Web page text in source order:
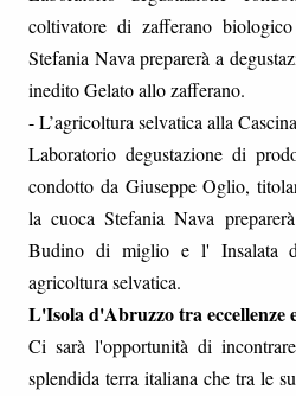
coltivatore di zafferano
Stefania Nava preparerà a
inedito Gelato allo zafferano.
- L’agricoltura selvatica alla
Laboratorio degustazione di
condotto da Giuseppe Oglio,
la cuoca Stefania Nava
Budino di miglio e l' Insalata
agricoltura selvatica.
L'Isola d'Abruzzo tra eccellenze
Ci sarà l'opportunità di
splendida terra italiana che tra le